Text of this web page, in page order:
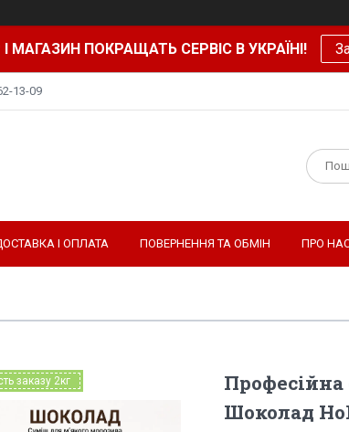
МАГАЗИН ПОКРАЩАТЬ СЕРВІС В УКРАЇНІ!
13-09
І ОПЛАТА ПОВЕРНЕННЯ ТА ОБМІН ПРО
заказу 2кг
Шоколад